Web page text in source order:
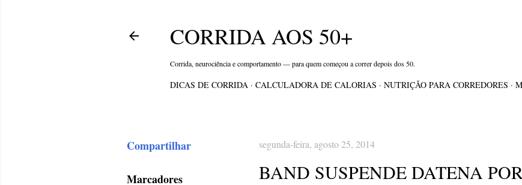
CORRIDA AOS 50+
Corrida, neurociência e comportamento — para quem começou a correr depois dos 50.
DICAS DE CORRIDA CALCULADORA DE CALORIAS NUTRIÇÃO PARA CORREDORES
Compartilhar
Marcadores
segunda-feira, agosto 25, 2014
BAND SUSPENDE DATENA